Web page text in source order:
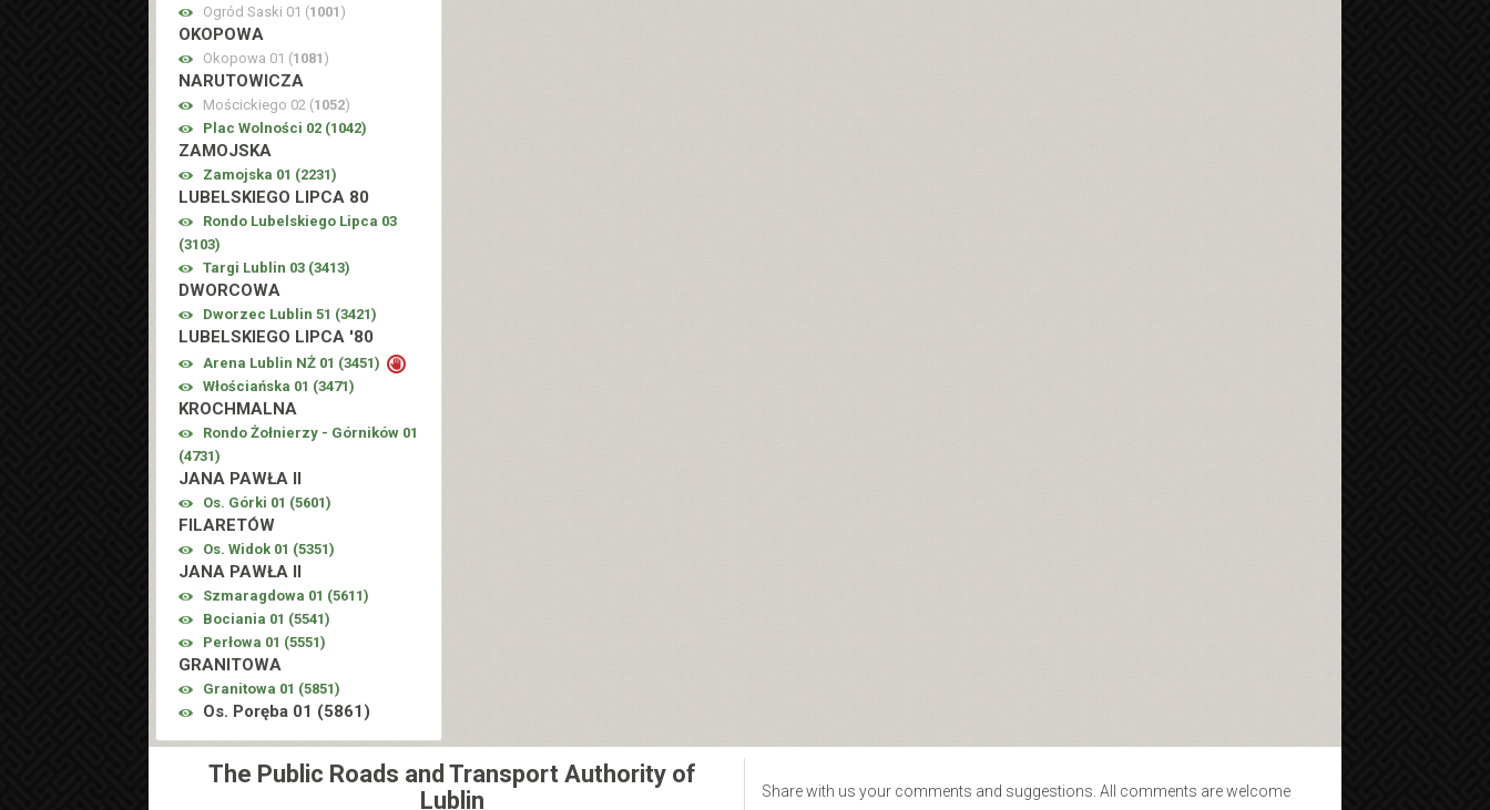
Ogród Saski 01 (1001 )
OKOPOWA
Okopowa 01 (1081 )
NARUTOWICZA
Mościckiego 02 (1052)
Plac Wolności 02 (1042)
ZAMOJSKA
Zamojska 01 (2231)
LUBELSKIEGO LIPCA 80
Rondo Lubelskiego Lipca 03
(3103)
Targi Lublin 03 (3413)
DWORCOWA
Dworzec Lublin 51 (3421)
LUBELSKIEGO LIPCA '80
Arena Lublin NŻ 01 (3451)
Włościańska 01 (3471)
KROCHMALNA
Rondo Żołnierzy - Górników 01
(4731)
JANA PAWŁA II
Os. Górki 01 (5601)
FILARETÓW
Os. Widok 01 (5351)
JANA PAWŁA II
Szmaragdowa 01 (5611)
Bociania 01 (5541)
Perłowa 01 (5551)
GRANITOWA
Granitowa 01 (5851)
Os. Poręba 01 (5861 )
The Public Roads and Transport Authority of
Lublin
Share with us your comments and suggestions. All comments are welcome